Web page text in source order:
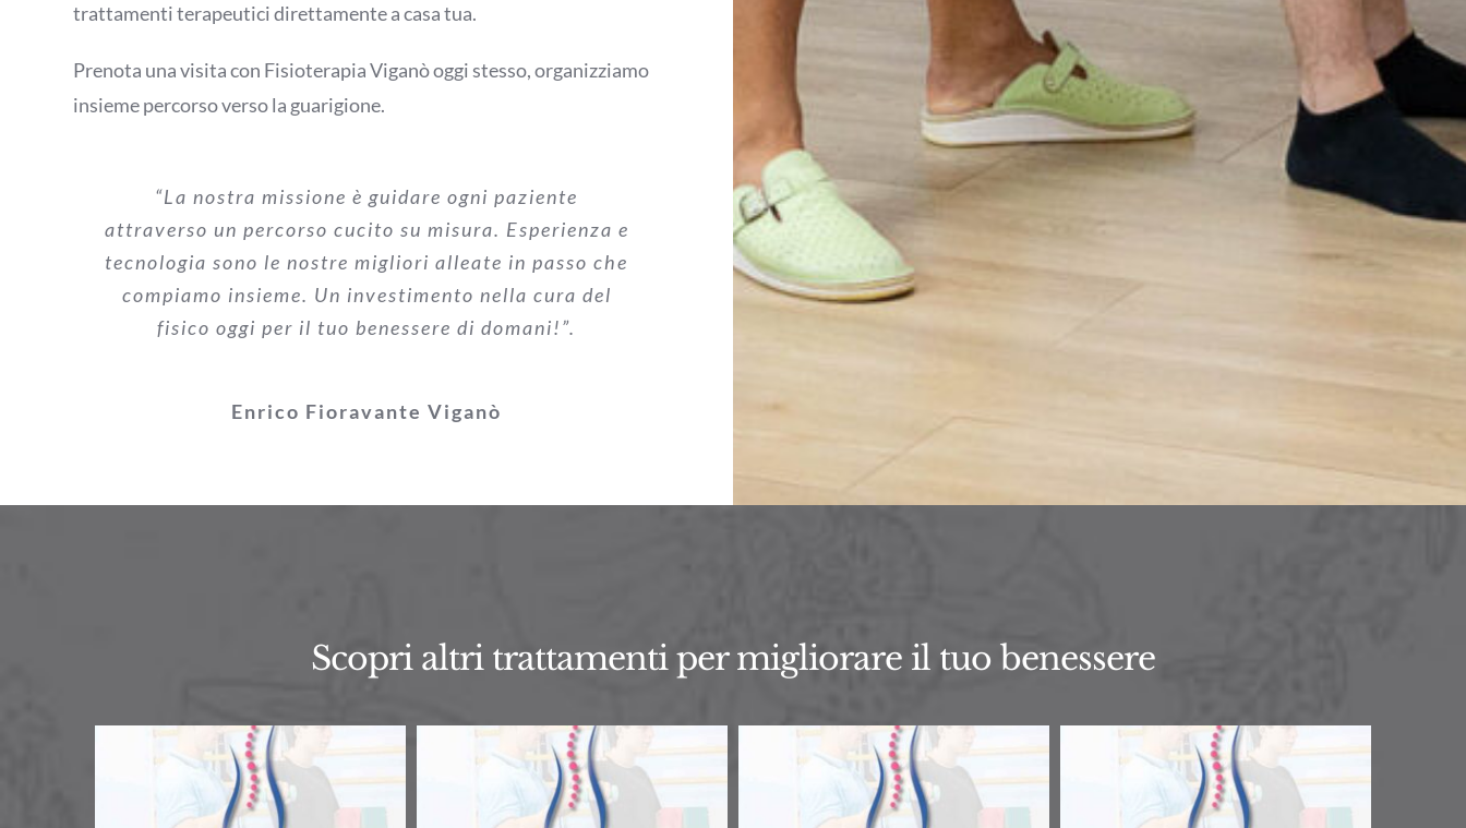
trattamenti terapeutici direttamente a casa tua.
Prenota una visita con Fisioterapia Viganò oggi stesso, organizziamo
insieme percorso verso la guarigione.
“La nostra missione è guidare ogni paziente
attraverso un percorso cucito su misura. Esperienza e
tecnologia sono le nostre migliori alleate in passo che
compiamo insieme. Un investimento nella cura del
fisico oggi per il tuo benessere di domani!”.
Enrico Fioravante Viganò
Scopri altri trattamenti per migliorare il tuo benessere